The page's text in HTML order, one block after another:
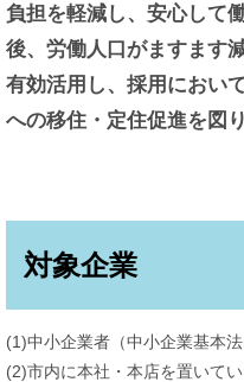
負担を軽減し、安心して
後、労働人口がますます
有効活用し、採用におい
への移住・定住促進を図り
対象企業
(1)中小企業者（中小企業基本
(2)市内に本社・本店を置いてい